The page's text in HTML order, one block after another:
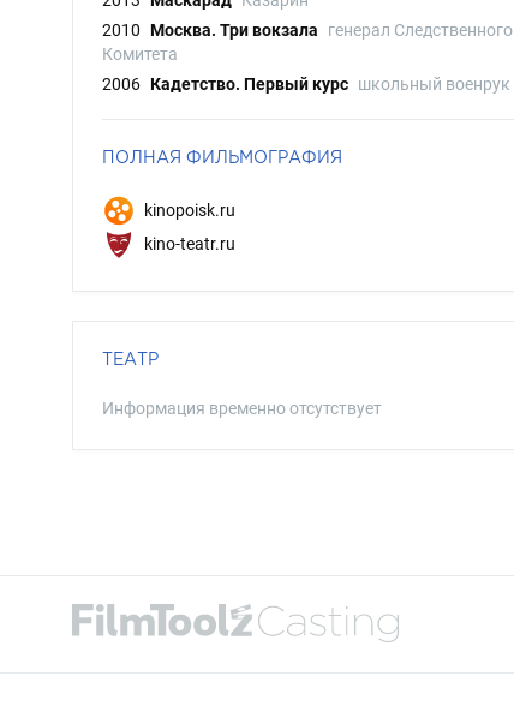
2010 Москва. Три вокзала
генерал Следственного
Комитета
2006 Кадетство. Первый курс школьный военрук
ПОЛНАЯ ФИЛЬМОГРАФИЯ
kinopoisk.ru
kino-teatr.ru
ТЕАТР
Информация временно отсутствует